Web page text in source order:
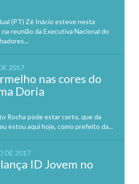
(PT) Zé Inácio esteve nesta
reunião da Executiva Nacional do
2017
nas cores do
Doria
Rocha pode estar certo, que da
estou aqui hoje, como prefeito da...
DE 2017
ID Jovem no